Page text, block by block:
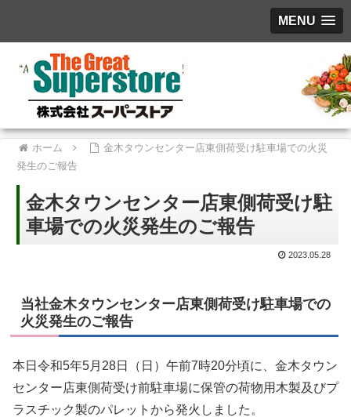
MENU
ホーム
金木タウンセンター店東側荷受け駐車場での火災
発生のご報告
金木タウンセンター店東側荷受け駐
車場での火災発生のご報告
2023.05.28
当社金木タウンセンター店東側荷受け駐車場での
火災発生のご報告
本日令和5年5月28日（日）午前7時20分頃に、金木タウン
センター店東側荷受け前駐車場に保管の荷物用木製及びプ
ラスチック製のパレットから発火しました。